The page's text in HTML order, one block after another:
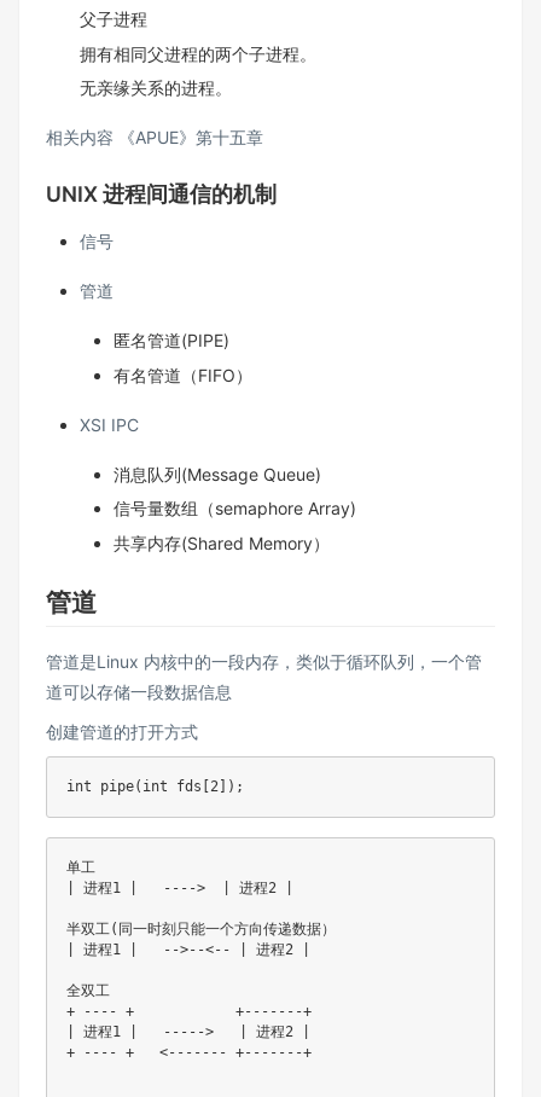
父子进程
拥有相同父进程的两个子进程。
无亲缘关系的进程。
相关内容 《APUE》第十五章
UNIX 进程间通信的机制
信号
管道
匿名管道(PIPE)
有名管道（FIFO）
XSI IPC
消息队列(Message Queue)
信号量数组（semaphore Array)
共享内存(Shared Memory）
管道
管道是Linux 内核中的一段内存，类似于循环队列，一个管
道可以存储一段数据信息
创建管道的打开方式
单工
| 进程1 |   ---->  | 进程2 |
半双工(同一时刻只能一个方向传递数据）
| 进程1 |   -->--<-- | 进程2 |
全双工
+ ---- +            +-------+
| 进程1 |   ----->   | 进程2 |
+ ---- +   <------- +-------+